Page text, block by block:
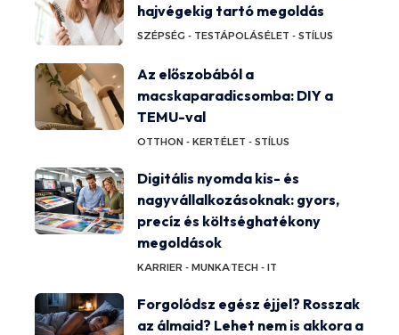
hajvégekig tartó megoldás
SZÉPSÉG - TESTÁPOLÁSÉLET - STÍLUS
Az előszobából a
macskaparadicsomba: DIY a
TEMU-val
OTTHON - KERTÉLET - STÍLUS
Digitális nyomda kis- és
nagyvállalkozásoknak: gyors,
precíz és költséghatékony
megoldások
KARRIER - MUNKATECH - IT
Forgolódsz egész éjjel? Rosszak
az álmaid? Lehet nem is akkora a